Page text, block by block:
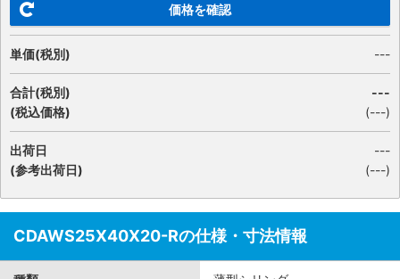
価格を確認
単価(税別) ---
合計(税別)
(税込価格)
---
(---)
出荷日
(参考出荷日)
---
(---)
CDAWS25X40X20-Rの仕様・寸法情報